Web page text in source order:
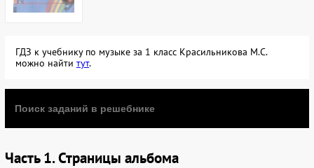
ГДЗ к учебнику по музыке за 1 класс Красильникова М.С.
можно найти тут.
Часть 1. Страницы альбома